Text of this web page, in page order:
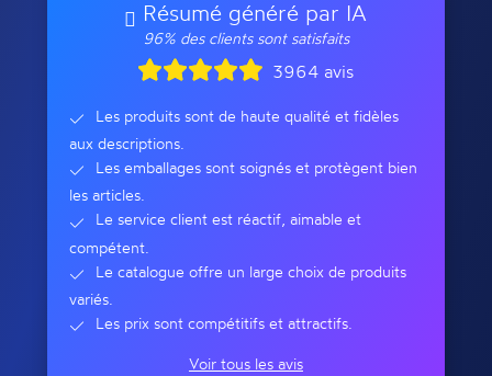
Résumé généré par IA
96% des clients sont satisfaits
3964 avis
Les produits sont de haute qualité et fidèles
aux descriptions.
Les emballages sont soignés et protègent bien
les articles.
Le service client est réactif, aimable et
compétent.
Le catalogue offre un large choix de produits
variés.
Les prix sont compétitifs et attractifs.
Voir tous les avis